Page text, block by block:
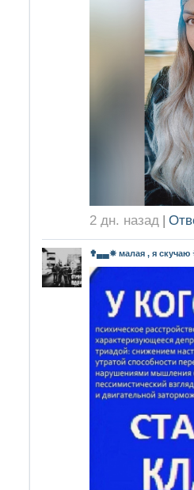
2 дн. назад |
✟▄▄✵ малая , я